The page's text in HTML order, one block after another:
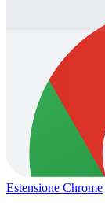
Estensione Chrome